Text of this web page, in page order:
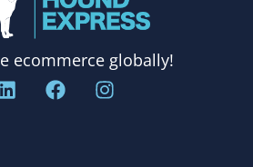
ecommerce globally!